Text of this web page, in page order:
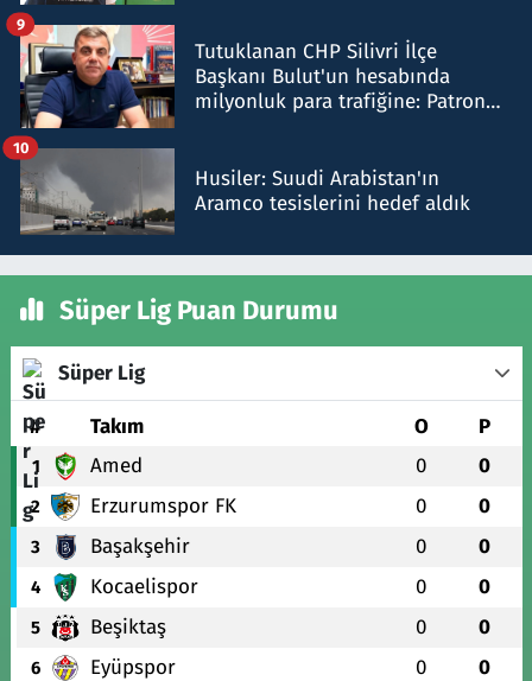
Tutuklanan CHP Silivri İlçe
Başkanı Bulut'un hesabında
milyonluk para trafiğine: Patron
9
Husiler: Suudi Arabistan'ın
Aramco tesislerini hedef aldık
10
Süper Lig Puan Durumu
Süper Lig
# Takım O P
1 Amed 0 0
2 Erzurumspor FK 0 0
3 Başakşehir 0 0
4 Kocaelispor 0 0
5 Beşiktaş 0 0
6 Eyüpspor 0 0